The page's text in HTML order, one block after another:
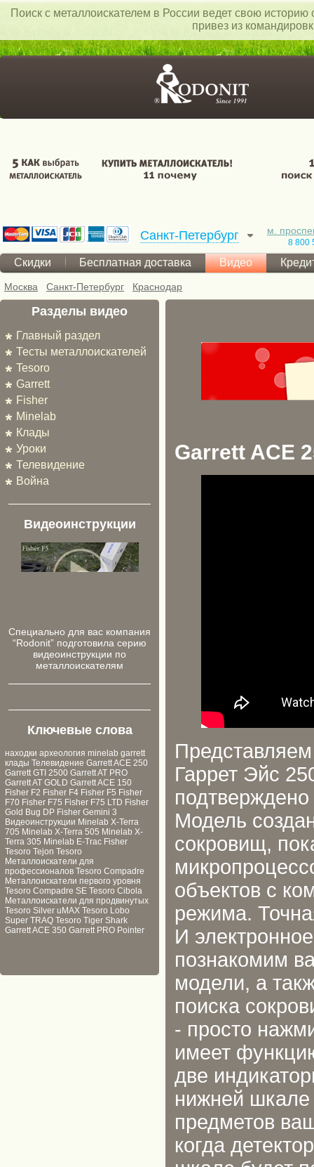
Поиск c металлоискателем в России ведет свою историю
привез из
Санкт-Петербург м.
8 800
Скидки Бесплатная доставка Видео
Москва Санкт-Петербург Краснодар
Разделы видео
Главный раздел
Тесты металлоискателей
Tesoro
Garrett
Fisher
Minelab
Клады
Уроки
Телевидение
Война
Видеоинструкции
Cпециально для ваc компания
“Rodonit” подготовила серию
видеоинструкции по
металлоискателям
Ключевые слова
находки археология minelab garrett
клады Телевидение Garrett ACE 250
Garrett GTI 2500 Garrett AT PRO
Garrett AT GOLD Garrett ACE 150
Fisher F2 Fisher F4 Fisher F5 Fisher
F70 Fisher F75 Fisher F75 LTD Fisher
Gold Bug DP Fisher Gemini 3
Видеоинструкции Minelab X-Terra
705 Minelab X-Terra 505 Minelab X-
Terra 305 Minelab E-Trac Fisher
Tesoro Tejon Tesoro
Металлоискатели для
профессионалов Tesoro Compadre
Металлоискатели первого уровня
Tesoro Compadre SE Tesoro Cibola
Металлоискатели для продвинутых
Tesoro Silver uMAX Tesoro Lobo
Super TRAQ Tesoro Tiger Shark
Garrett ACE 350 Garrett PRO Pointer
Garrett ACE
Гаррет Эйс
Модель
сокровищ,
объектов с
режима.
И
познакомим
модели, а
поиска
- просто
имеет
две
нижней шкале
предметов
когда